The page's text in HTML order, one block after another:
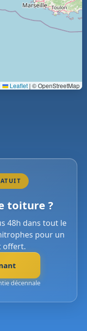
Leaflet | © OpenStreetMap
toiture ?
48h dans tout le
pour un
offert.
décennale